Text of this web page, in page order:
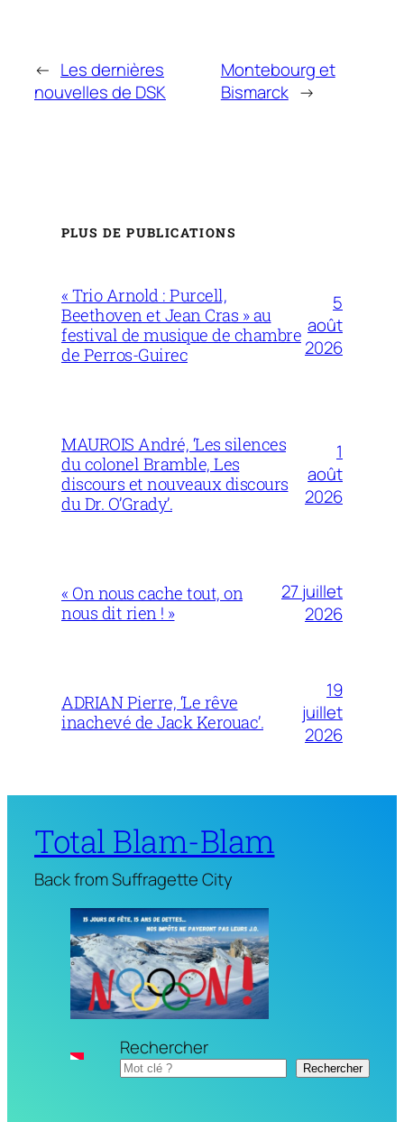
← Les dernières
nouvelles de DSK
Montebourg et
Bismarck →
PLUS DE PUBLICATIONS
« Trio Arnold : Purcell,
Beethoven et Jean Cras » au
festival de musique de chambre
de Perros-Guirec
5
août
2026
MAUROIS André, ‘Les silences
du colonel Bramble, Les
discours et nouveaux discours
du Dr. O’Grady’.
1
août
2026
« On nous cache tout, on
nous dit rien ! »
27 juillet
2026
ADRIAN Pierre, ‘Le rêve
inachevé de Jack Kerouac’.
19
juillet
2026
Total Blam-Blam
Back from Suffragette City
Rechercher
Rechercher